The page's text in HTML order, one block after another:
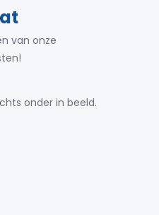
van onze
onder in beeld.